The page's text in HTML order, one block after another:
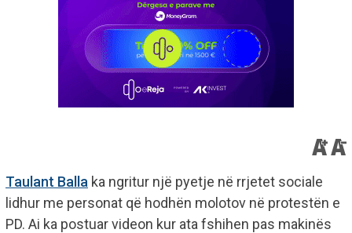
Taulant Balla ka ngritur një pyetje në rrjetet sociale
lidhur me personat që hodhën molotov në protestën e
PD. Ai ka postuar videon kur ata fshihen pas makinës